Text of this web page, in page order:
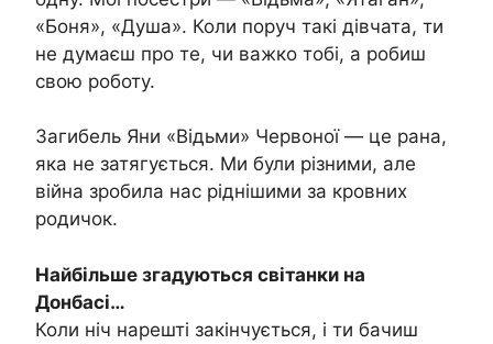
«Боня», «Душа». Коли поруч такі дівчата, ти
не думаєш про те, чи важко тобі, а робиш
свою роботу.
Загибель Яни «Відьми» Червоної — це рана,
яка не затягується. Ми були різними, але
війна зробила нас ріднішими за кровних
родичок.
Найбільше згадуються світанки на
Донбасі…
Коли ніч нарешті закінчується, і ти бачиш